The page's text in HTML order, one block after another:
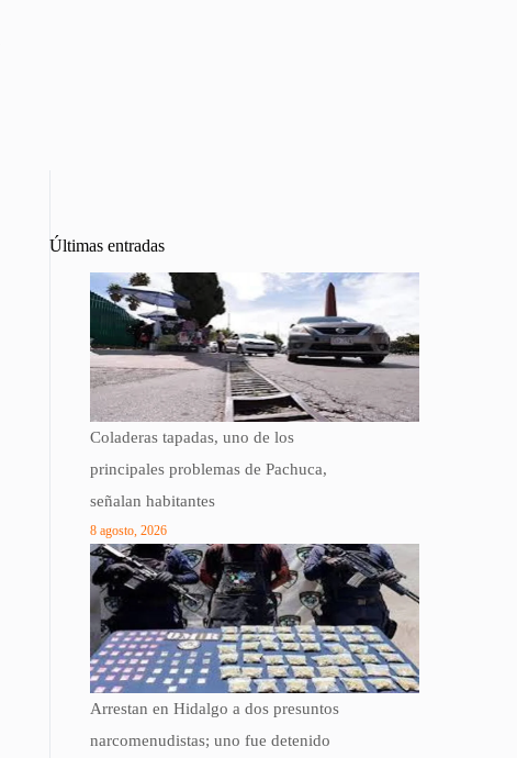
Últimas entradas
Coladeras tapadas, uno de los
principales problemas de Pachuca,
señalan habitantes
8 agosto, 2026
Arrestan en Hidalgo a dos presuntos
narcomenudistas; uno fue detenido